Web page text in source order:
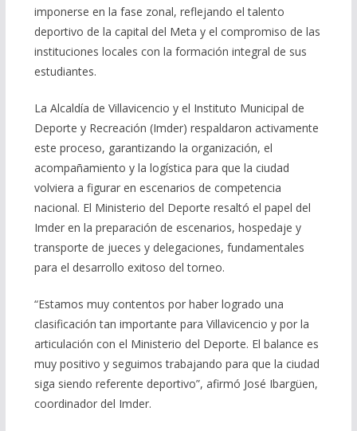
imponerse en la fase zonal, reflejando el talento
deportivo de la capital del Meta y el compromiso de las
instituciones locales con la formación integral de sus
estudiantes.
La Alcaldía de Villavicencio y el Instituto Municipal de
Deporte y Recreación (Imder) respaldaron activamente
este proceso, garantizando la organización, el
acompañamiento y la logística para que la ciudad
volviera a figurar en escenarios de competencia
nacional. El Ministerio del Deporte resaltó el papel del
Imder en la preparación de escenarios, hospedaje y
transporte de jueces y delegaciones, fundamentales
para el desarrollo exitoso del torneo.
“Estamos muy contentos por haber logrado una
clasificación tan importante para Villavicencio y por la
articulación con el Ministerio del Deporte. El balance es
muy positivo y seguimos trabajando para que la ciudad
siga siendo referente deportivo”, afirmó José Ibargüen,
coordinador del Imder.